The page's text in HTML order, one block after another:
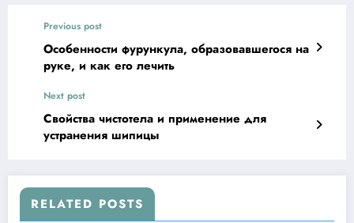
Previous post
Особенности фурункула, образовавшегося на
руке, и как его лечить
Next post
Свойства чистотела и применение для
устранения шипицы
RELATED POSTS